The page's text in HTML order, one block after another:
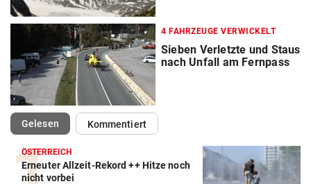
4 FAHRZEUGE VERWICKELT
Sieben Verletzte und Staus
nach Unfall am Fernpass
Gelesen(ausgewählt)Kommentiert
ÖSTERREICH
Erneuter Allzeit-Rekord ++ Hitze noch
nicht vorbei